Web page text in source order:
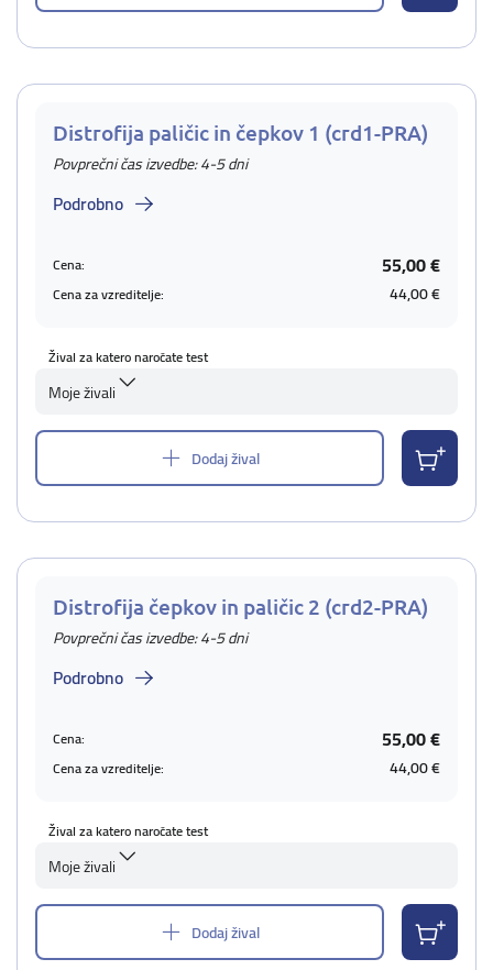
Distrofija paličic in čepkov 1 (crd1-PRA)
Povprečni čas izvedbe: 4-5 dni
Podrobno
Cena: 55,00 €
Cena za vzreditelje: 44,00 €
Žival za katero naročate test
Moje živali
Dodaj žival
Distrofija čepkov in paličic 2 (crd2-PRA)
Povprečni čas izvedbe: 4-5 dni
Podrobno
Cena: 55,00 €
Cena za vzreditelje: 44,00 €
Žival za katero naročate test
Moje živali
Dodaj žival